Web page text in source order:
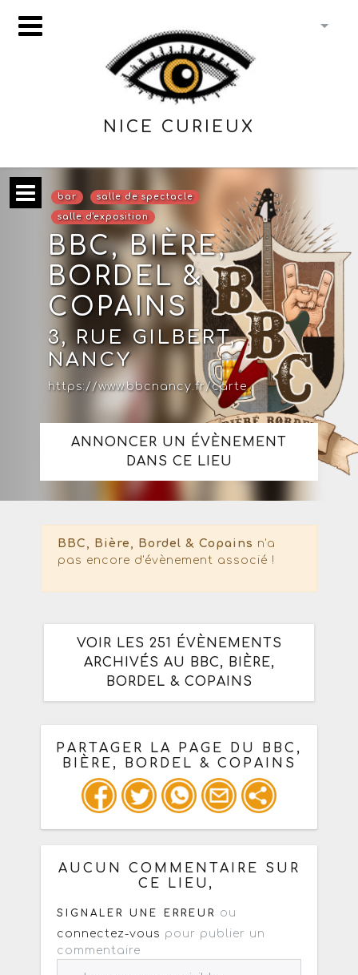
NICE CURIEUX
bar salle de spectacle
salle d'exposition
BBC, BIÈRE,
BORDEL &
COPAINS
3, RUE GILBERT,
NANCY
https://www.bbcnancy.fr/carte
ANNONCER UN ÉVÈNEMENT
DANS CE LIEU
BBC, Bière, Bordel & Copains n'a
pas encore d'évènement associé !
VOIR LES 251 ÉVÈNEMENTS
ARCHIVÉS AU BBC, BIÈRE,
BORDEL & COPAINS
PARTAGER LA PAGE DU BBC,
BIÈRE, BORDEL & COPAINS
Ou copiez les infos ci-dessous pour
un : mail / forum / réseau social
AUCUN COMMENTAIRE SUR
CE LIEU,
SIGNALER UNE ERREUR
ou
connectez-vous pour publier un
commentaire